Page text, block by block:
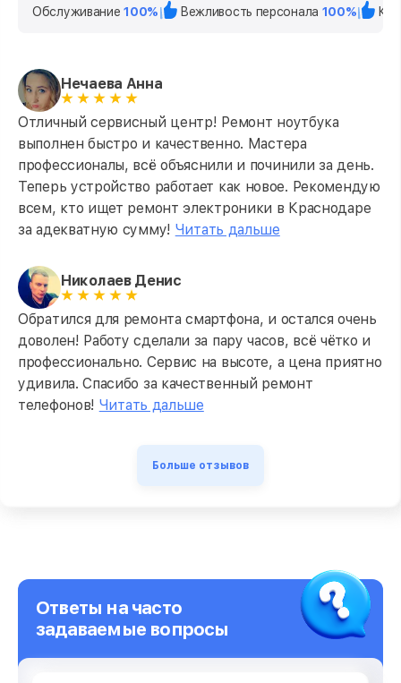
Обслуживание100% Вежливость персонала 100%
Нечаева Анна
Отличный сервисный центр! Ремонт ноутбука
выполнен быстро и качественно. Мастера
профессионалы, всё объяснили и починили за день.
Теперь устройство работает как новое. Рекомендую
всем, кто ищет ремонт электроники в Краснодаре
за адекватную сумму! Читать дальше
Николаев Денис
Обратился для ремонта смартфона, и остался очень
доволен! Работу сделали за пару часов, всё чётко и
профессионально. Сервис на высоте, а цена приятно
удивила. Спасибо за качественный ремонт
телефонов! Читать дальше
Больше отзывов
Ответы на часто
задаваемые вопросы